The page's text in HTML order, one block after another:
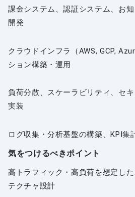
課金システム、認証システム、お
開発
クラウドインフラ（AWS, GCP,
ション構築・運用
負荷分散、スケーラビリティ、セ
実装
ログ収集・分析基盤の構築、KPI集
気をつけるべきポイント
高トラフィック・高負荷を想定し
テクチャ設計